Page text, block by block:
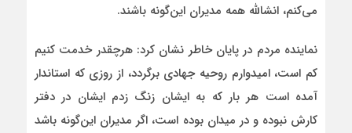
می‌کنم، انشالله همه مدیران این‌گونه باشند.
نماینده مردم در پایان خاطر نشان کرد: هرچقدر خدمت کنیم
کم است، امیدوارم روحیه جهادی برگردد، از روزی که استاندار
آمده است هر بار که به ایشان زنگ زدم ایشان در دفتر
کارش نبوده و در میدان بوده است، اگر مدیران این‌گونه باشد